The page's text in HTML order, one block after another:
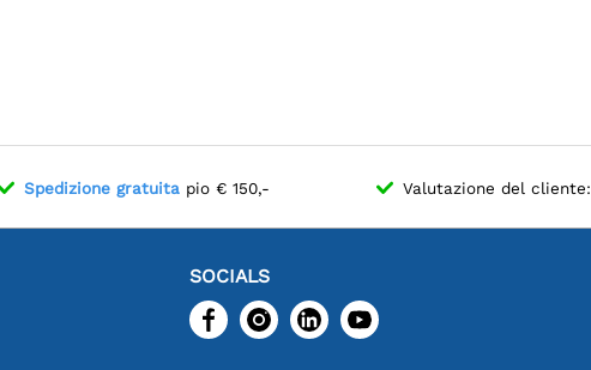
Spedizione gratuita pio € 150,- Valutazione del cliente:
SOCIALS